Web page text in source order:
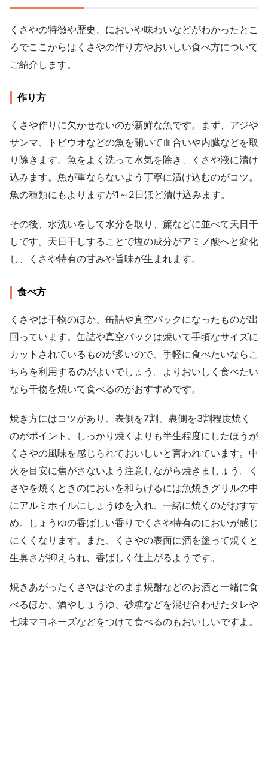
くさやの特徴や歴史、においや味わいなどがわかったとこ
ろでここからはくさやの作り方やおいしい食べ方について
ご紹介します。
作り方
くさや作りに欠かせないのが新鮮な魚です。まず、アジや
サンマ、トビウオなどの魚を開いて血合いや内臓などを取
り除きます。魚をよく洗って水気を除き、くさや液に漬け
込みます。魚が重ならないよう丁寧に漬け込むのがコツ。
魚の種類にもよりますが1～2日ほど漬け込みます。
その後、水洗いをして水分を取り、簾などに並べて天日干
しです。天日干しすることで塩の成分がアミノ酸へと変化
し、くさや特有の甘みや旨味が生まれます。
食べ方
くさやは干物のほか、缶詰や真空パックになったものが出
回っています。缶詰や真空パックは焼いて手頃なサイズに
カットされているものが多いので、手軽に食べたいならこ
ちらを利用するのがよいでしょう。よりおいしく食べたい
なら干物を焼いて食べるのがおすすめです。
焼き方にはコツがあり、表側を7割、裏側を3割程度焼く
のがポイント。しっかり焼くよりも半生程度にしたほうが
くさやの風味を感じられておいしいと言われています。中
火を目安に焦がさないよう注意しながら焼きましょう。く
さやを焼くときのにおいを和らげるには魚焼きグリルの中
にアルミホイルにしょうゆを入れ、一緒に焼くのがおすす
め。しょうゆの香ばしい香りでくさや特有のにおいが感じ
にくくなります。また、くさやの表面に酒を塗って焼くと
生臭さが抑えられ、香ばしく仕上がるようです。
焼きあがったくさやはそのまま焼酎などのお酒と一緒に食
べるほか、酒やしょうゆ、砂糖などを混ぜ合わせたタレや
七味マヨネーズなどをつけて食べるのもおいしいですよ。